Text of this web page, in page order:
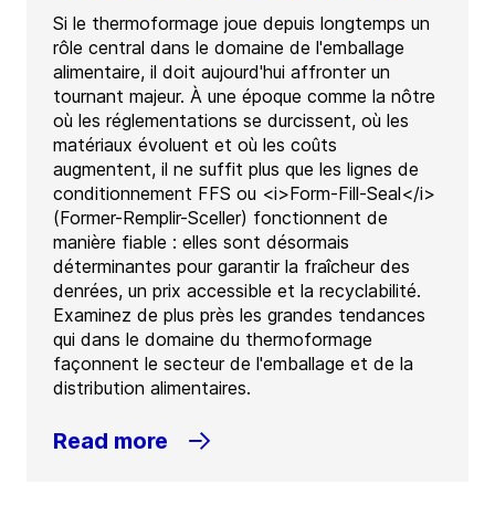
Si le thermoformage joue depuis longtemps un
rôle central dans le domaine de l'emballage
alimentaire, il doit aujourd'hui affronter un
tournant majeur. À une époque comme la nôtre
où les réglementations se durcissent, où les
matériaux évoluent et où les coûts
augmentent, il ne suffit plus que les lignes de
conditionnement FFS ou <i>Form-Fill-Seal</i>
(Former-Remplir-Sceller) fonctionnent de
manière fiable : elles sont désormais
déterminantes pour garantir la fraîcheur des
denrées, un prix accessible et la recyclabilité.
Examinez de plus près les grandes tendances
qui dans le domaine du thermoformage
façonnent le secteur de l'emballage et de la
distribution alimentaires.
Read more